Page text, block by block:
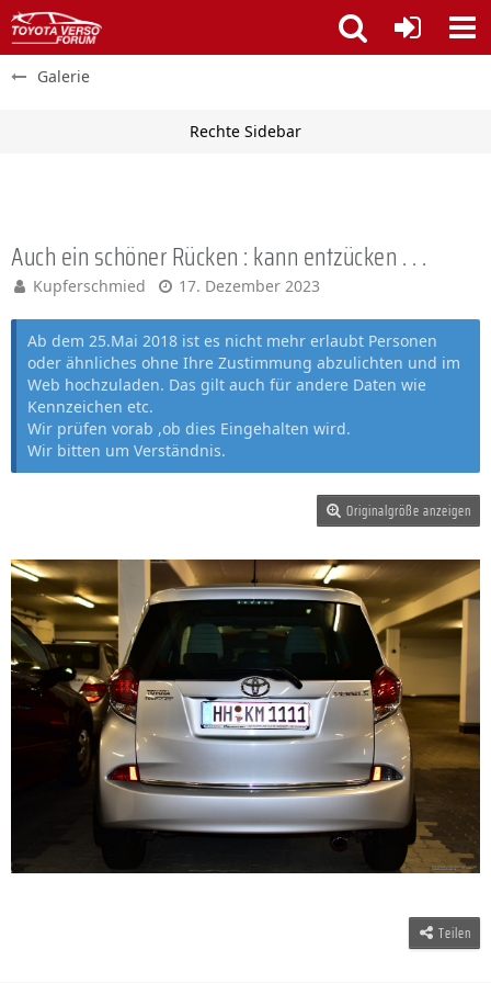
Galerie
Auch ein schöner Rücken : kann entzücken . . .
Kupferschmied 17. Dezember 2023
Ab dem 25.Mai 2018 ist es nicht mehr erlaubt Personen
oder ähnliches ohne Ihre Zustimmung abzulichten und im
Web hochzuladen. Das gilt auch für andere Daten wie
Kennzeichen etc.
Wir prüfen vorab ,ob dies Eingehalten wird.
Wir bitten um Verständnis.
Originalgröße anzeigen
Teilen